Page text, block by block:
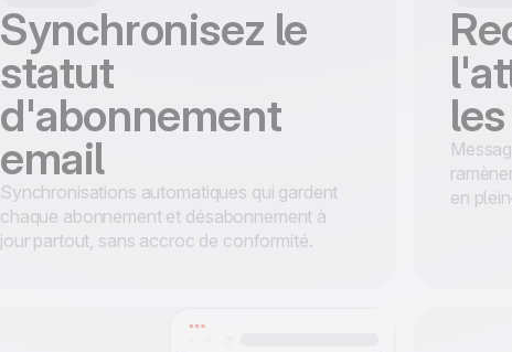
Synchronisez le
statut
d'abonnement
email
Synchronisations automatiques qui gardent
chaque abonnement et désabonnement à
jour partout, sans accroc de conformité.
en